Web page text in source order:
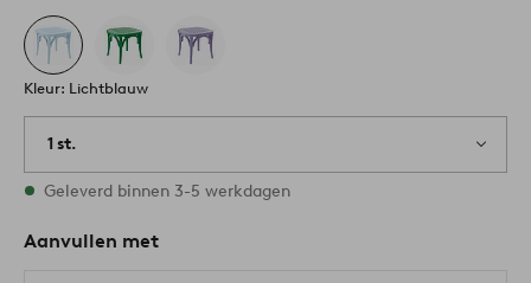
Kleur: Lichtblauw
1 st.
Op voorraad
Geleverd binnen 3-5 werkdagen
Aanvullen met